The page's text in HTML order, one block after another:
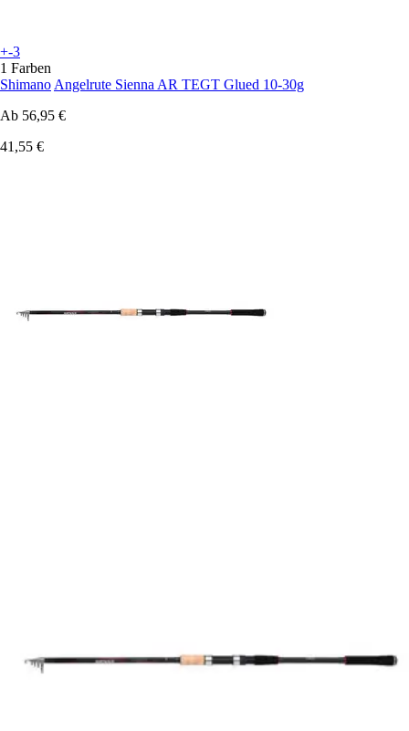
+-3
1 Farben
Shimano Angelrute Sienna AR TEGT Glued 10-30g
Ab 56,95 €
41,55 €